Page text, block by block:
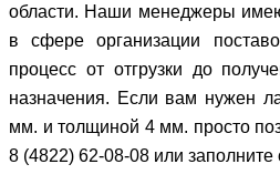
области. Наши менеджеры
в сфере организации
процесс от отгрузки до
назначения. Если вам нужен
мм. и толщиной 4 мм. просто
8 (4822) 62-08-08 или